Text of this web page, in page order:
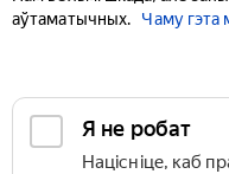
аўтаматычных.
Чаму гэта
Я не робат
Націсніце, каб